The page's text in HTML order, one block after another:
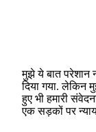
मुझे ये बात परेशान
दिया गया. लेकिन
हुए भी हमारी
एक सड़कों पर